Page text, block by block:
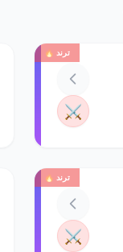
ترند 🔥
⚔️
ترند 🔥
⚔️